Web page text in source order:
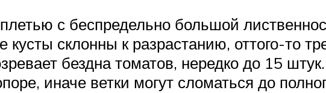
с беспредельно большой
кусты склонны к разрастанию, оттого-то
бездна томатов, нередко до 15
иначе ветки могут сломаться до